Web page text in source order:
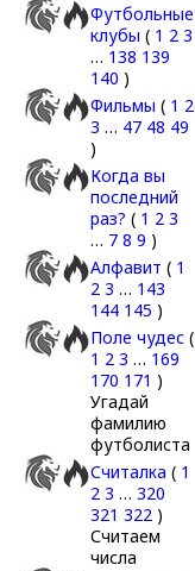
Футбольные
клубы ( 1 2 3
… 138 139
140 )
Фильмы ( 1 2
3 … 47 48 49
)
Когда вы
последний
раз? ( 1 2 3
… 7 8 9 )
Алфавит ( 1
2 3 … 143
144 145 )
Поле чудес (
1 2 3 … 169
170 171 )
Угадай
фамилию
футболиста
Считалка ( 1
2 3 … 320
321 322 )
Считаем
числа